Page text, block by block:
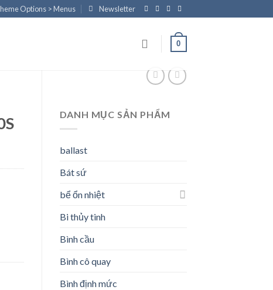
Options > Menus Newsletter
0
DANH MỤC SẢN PHẨM
ballast
Bát sứ
bể ổn nhiệt
Bi thủy tinh
Bình cầu
Bình cô quay
Bình định mức